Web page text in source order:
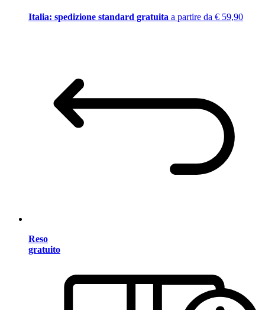
Italia: spedizione standard gratuita a partire da € 59,90
Reso
gratuito